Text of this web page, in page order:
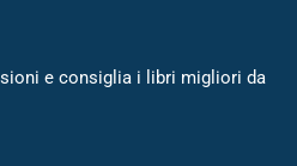
e consiglia i libri migliori da